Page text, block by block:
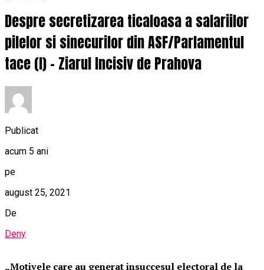
Despre secretizarea ticaloasa a salariilor
pilelor si sinecurilor din ASF/Parlamentul
tace (I) – Ziarul Incisiv de Prahova
Publicat
acum 5 ani
pe
august 25, 2021
De
Deny
„Motivele care au generat insuccesul electoral de la